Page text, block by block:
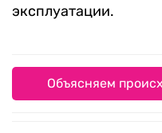
эксплуатации.
Объясняем